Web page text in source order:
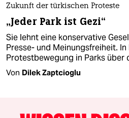
Zukunft der türkischen Proteste
„Jeder Park ist Gezi“
Sie lehnt eine konservative
Presse- und Meinungsfreiheit.
Protestbewegung in Parks über
Von Dilek Zaptcioglu